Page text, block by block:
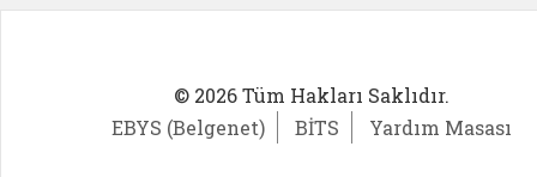
© 2026 Tüm Hakları Saklıdır.
EBYS (Belgenet)
BİTS Yardım Masası